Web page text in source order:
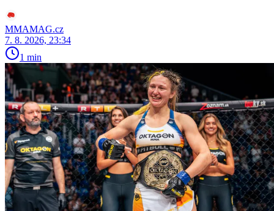
MMAMAG.cz
7. 8. 2026, 23:34
1 min